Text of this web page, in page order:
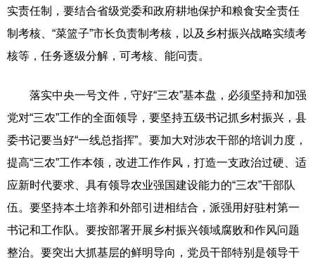
实责任制，要结合省级党委和政府耕地保护和粮食安全责任
制考核、“菜篮子”市长负责制考核，以及乡村振兴战略实绩考
核等，任务逐级分解，可考核、能问责。
落实中央一号文件，守好“三农”基本盘，必须坚持和加强
党对“三农”工作的全面领导，要坚持五级书记抓乡村振兴，县
委书记要当好“一线总指挥”。要加大对涉农干部的培训力度，
提高“三农”工作本领，改进工作作风，打造一支政治过硬、适
应新时代要求、具有领导农业强国建设能力的“三农”干部队
伍。要坚持本土培养和外部引进相结合，派强用好驻村第一
书记和工作队。要按部署开展乡村振兴领域腐败和作风问题
整治。要突出大抓基层的鲜明导向，党员干部特别是领导干